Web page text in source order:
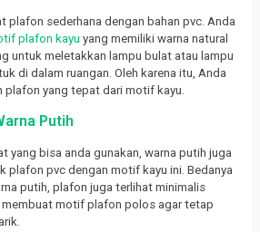
plafon sederhana dengan bahan pvc. Anda
plafon kayu yang memiliki warna natural
untuk meletakkan lampu bulat atau lampu
di dalam ruangan. Oleh karena itu, Anda
plafon yang tepat dari motif kayu.
Putih
yang bisa anda gunakan, warna putih juga
plafon pvc dengan motif kayu ini. Bedanya
putih, plafon juga terlihat minimalis
membuat motif plafon polos agar tetap